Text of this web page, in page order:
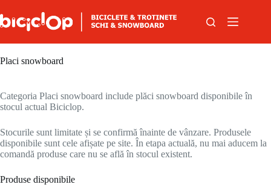
Placi snowboard
Categoria Placi snowboard include plăci snowboard disponibile în
stocul actual Biciclop.
Stocurile sunt limitate și se confirmă înainte de vânzare. Produsele
disponibile sunt cele afișate pe site. În etapa actuală, nu mai aducem la
comandă produse care nu se află în stocul existent.
Produse disponibile